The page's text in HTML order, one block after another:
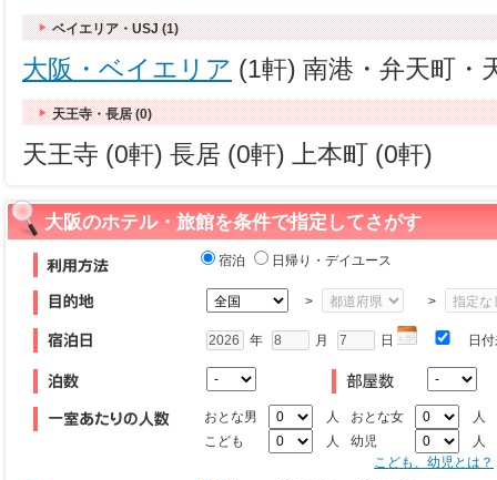
ベイエリア・USJ (1)
大阪・ベイエリア (1軒) 南港・弁天町・
天王寺・長居 (0)
天王寺 (0軒) 長居 (0軒) 上本町 (0軒)
大阪のホテル・旅館を条件で指定してさがす
宿泊 日帰り・デイユース
> >
年 月 日 日
おとな男 人 おとな女
人
こども
人 幼児
人
こども、幼児とは？